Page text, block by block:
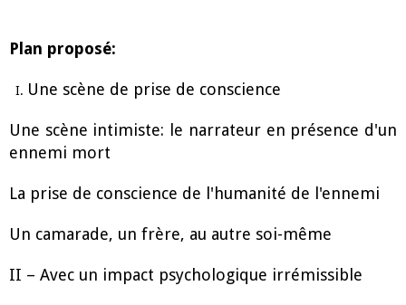
Plan proposé:
Une scène de prise de conscience
Une scène intimiste: le narrateur en présence d'un
ennemi mort
La prise de conscience de l'humanité de l'ennemi
Un camarade, un frère, au autre soi-même
II – Avec un impact psychologique irrémissible